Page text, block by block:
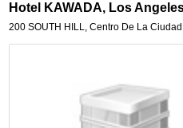
Hotel KAWADA, Los
200 SOUTH HILL,Centro De La